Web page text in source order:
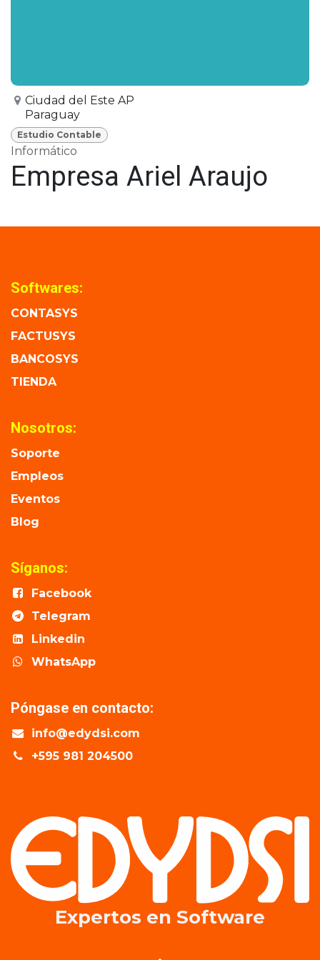
Ciudad del Este AP
Paraguay
Estudio Contable
Informático
Empresa Ariel Araujo
Softwares:
CONTASYS
FACTUSYS
BANCOSYS
TIENDA
Nosotros:
Soporte
Empleos
Eventos
Blog
Síganos:
Facebook
Telegram
Linkedin
WhatsApp
Póngase en contacto:
info@edydsi.com
+595 981 204500
Expertos en​ Software